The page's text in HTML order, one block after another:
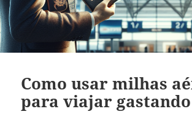
Como usar milhas
para viajar